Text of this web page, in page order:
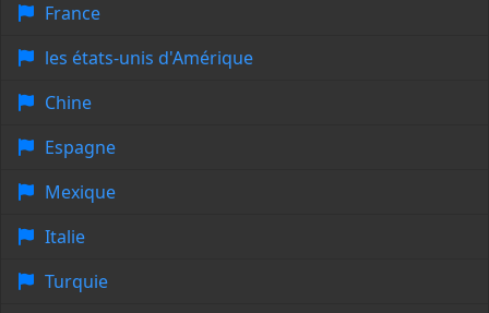
France
les états-unis d'Amérique
Chine
Espagne
Mexique
Italie
Turquie